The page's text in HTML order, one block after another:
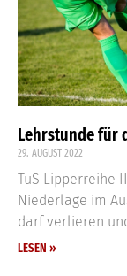
Lehrstunde für
29. AUGUST 2022
TuS Lipperreihe
Niederlage im
darf verlieren
LESEN »